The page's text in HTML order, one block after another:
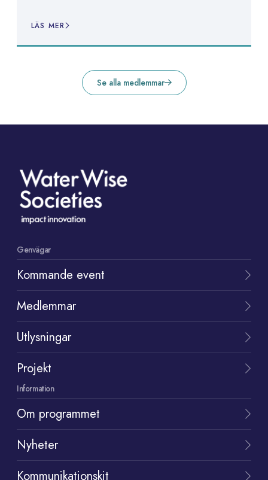
LÄS MER
Se alla medlemmar
Genvägar
Kommande event
Medlemmar
Utlysningar
Projekt
Information
Om programmet
Nyheter
Kommunikationskit